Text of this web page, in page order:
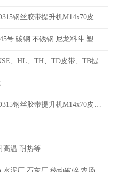
N-TGD315钢丝胶带提升机M14x70皮带料斗螺栓螺丝生产厂家可订做
高温 耐热等